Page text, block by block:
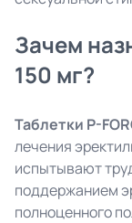
Зачем
150 мг?
Таблетки P-
лечения
испытывают
поддержанием
полноценного